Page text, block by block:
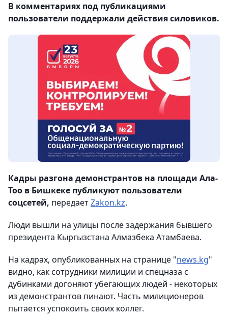
В комментариях под публикациями
пользователи поддержали действия силовиков.
Кадры разгона демонстрантов на площади Ала-
Тоо в Бишкеке публикуют пользователи
соцсетей, передаетZakon.kz.
Люди вышли на улицы после задержания бывшего
президента Кыргызстана Алмазбека Атамбаева.
На кадрах, опубликованных на странице "news.kg"
видно, как сотрудники милиции и спецназа с
дубинками догоняют убегающих людей - некоторых
из демонстрантов пинают. Часть милиционеров
пытается успокоить своих коллег.